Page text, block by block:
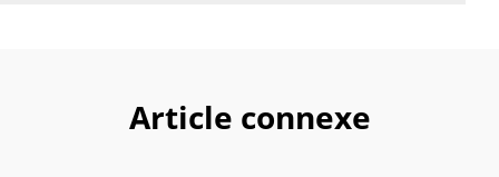
Article connexe